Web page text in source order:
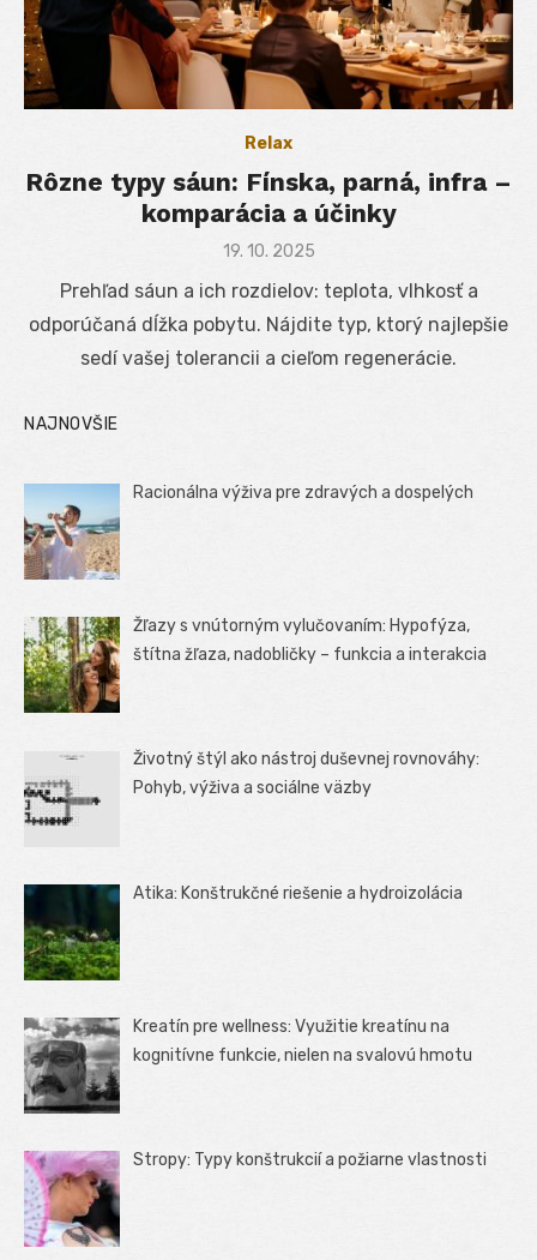
Relax
Rôzne typy sáun: Fínska, parná, infra –
komparácia a účinky
Posted
19. 10. 2025
Prehľad sáun a ich rozdielov: teplota, vlhkosť a
odporúčaná dĺžka pobytu. Nájdite typ, ktorý najlepšie
sedí vašej tolerancii a cieľom regenerácie.
NAJNOVŠIE
Racionálna výživa pre zdravých a dospelých
Žľazy s vnútorným vylučovaním: Hypofýza,
štítna žľaza, nadobličky – funkcia a interakcia
Životný štýl ako nástroj duševnej rovnováhy:
Pohyb, výživa a sociálne väzby
Atika: Konštrukčné riešenie a hydroizolácia
Kreatín pre wellness: Využitie kreatínu na
kognitívne funkcie, nielen na svalovú hmotu
Stropy: Typy konštrukcií a požiarne vlastnosti